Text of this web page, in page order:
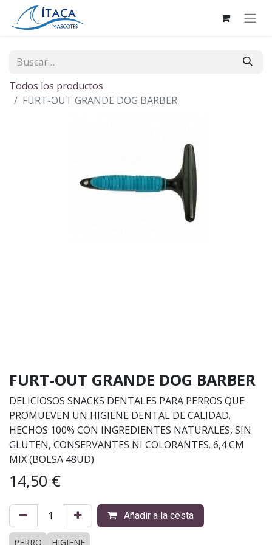
Todos los productos
FURT-OUT GRANDE DOG BARBER
FURT-OUT GRANDE DOG BARBER
DELICIOSOS SNACKS DENTALES PARA PERROS QUE
PROMUEVEN UN HIGIENE DENTAL DE CALIDAD.
HECHOS 100% CON INGREDIENTES NATURALES, SIN
GLUTEN, CONSERVANTES NI COLORANTES. 6,4 CM
MIX (BOLSA 48UD)
14,50 €
Añadir a la cesta
PERRO HIGIENE